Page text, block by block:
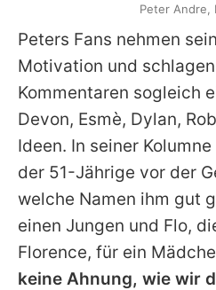
Peters Fans nehmen
Motivation und
Kommentaren sogleich
Devon, Esmè, Dylan,
Ideen. In seiner Kolumne
der 51-Jährige vor der
welche Namen ihm gut
einen Jungen und Flo,
Florence, für ein
keine Ahnung, wie wir
Peter Andre,